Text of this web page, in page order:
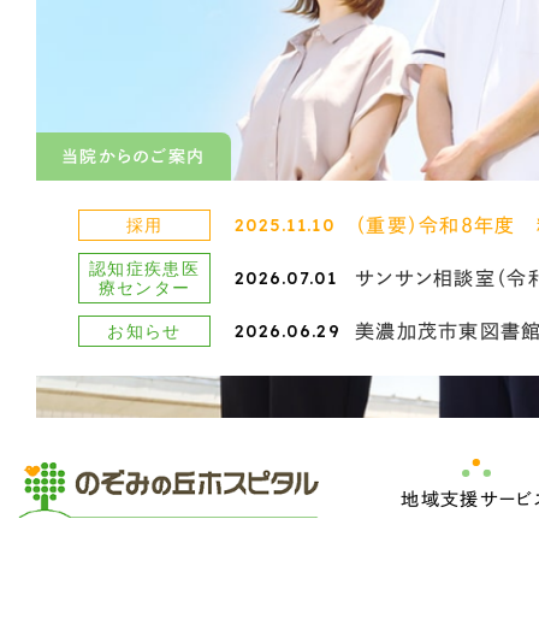
地域支援サービ
相談し
初診・再
当院からのご案内
採用 2025.11.10 （重要）令和8年度
認知症疾患医
療センター
2026.07.01 サンサン相談室（
お知らせ 2026.06.29 美濃加茂市東図書